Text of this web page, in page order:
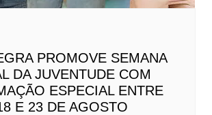
PROMOVE SEMANA
DA JUVENTUDE COM
ESPECIAL ENTRE
E 23 DE AGOSTO